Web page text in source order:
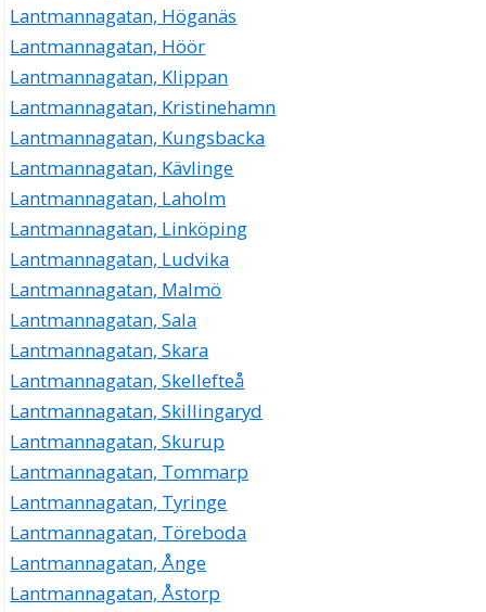
Lantmannagatan, Höganäs
Lantmannagatan, Höör
Lantmannagatan, Klippan
Lantmannagatan, Kristinehamn
Lantmannagatan, Kungsbacka
Lantmannagatan, Kävlinge
Lantmannagatan, Laholm
Lantmannagatan, Linköping
Lantmannagatan, Ludvika
Lantmannagatan, Malmö
Lantmannagatan, Sala
Lantmannagatan, Skara
Lantmannagatan, Skellefteå
Lantmannagatan, Skillingaryd
Lantmannagatan, Skurup
Lantmannagatan, Tommarp
Lantmannagatan, Tyringe
Lantmannagatan, Töreboda
Lantmannagatan, Ånge
Lantmannagatan, Åstorp